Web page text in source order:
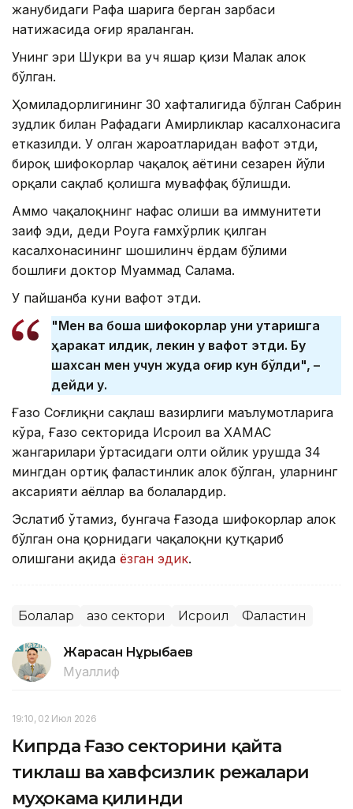
жанубидаги Рафаҳ шаҳрига берган зарбаси
натижасида оғир яраланган.
Унинг эри Шукри ва уч яшар қизи Малак ҳалок
бўлган.
Ҳомиладорлигининг 30 хафталигида бўлган Сабрин
зудлик билан Рафаҳдаги Амирликлар касалхонасига
етказилди. У олган жароҳатларидан вафот этди,
бироқ шифокорлар чақалоқ ҳаётини сезарен йўли
орқали сақлаб қолишга муваффақ бўлишди.
Аммо чақалоқнинг нафас олиши ва иммунитети
заиф эди, деди Роуга ғамхўрлик қилган
касалхонасининг шошилинч ёрдам бўлими
бошлиғи доктор Муҳаммад Салама.
У пайшанба куни вафот этди.
"Мен ва бошқа шифокорлар уни қутқаришга
ҳаракат қилдик, лекин у вафот этди. Бу
шахсан мен учун жуда оғир кун бўлди", –
дейди у.
Ғазо Соғлиқни сақлаш вазирлиги маълумотларига
кўра, Ғазо секторида Исроил ва ХАМАС
жангарилари ўртасидаги олти ойлик урушда 34
мингдан ортиқ фаластинлик ҳалок бўлган, уларнинг
аксарияти аёллар ва болалардир.
Эслатиб ўтамиз, бунгача Ғазода шифокорлар ҳалок
бўлган она қорнидаги чақалоқни қутқариб
олишгани ҳақида ёзган эдик.
Болалар Ғазо сектори Исроил Фаластин
Жарасқан Нұрыбаев
Муаллиф
19:10, 02 Июл 2026
Кипрда Ғазо секторини қайта
тиклаш ва хавфсизлик режалари
муҳокама қилинди